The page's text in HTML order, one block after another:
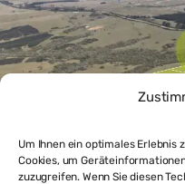
Um Ihnen ein optimales Erlebnis
Cookies, um
zuzugreifen. Wenn Sie diesen